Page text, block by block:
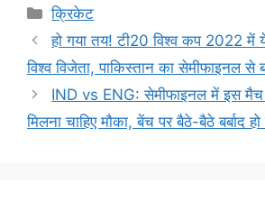
Categories
क्रिकेट
हो गया तय! टी20 विश्व कप 2022 में
विश्व विजेता, पाकिस्तान का सेमीफाइनल से
IND vs ENG: सेमीफाइनल में इस मैच
मिलना चाहिए मौका, बेंच पर बैठे-बैठे बर्बाद